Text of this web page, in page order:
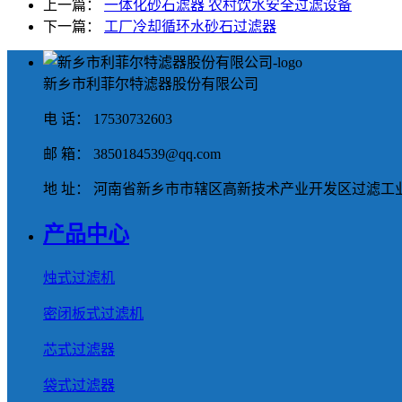
上一篇： 一体化砂石滤器 农村饮水安全过滤设备
下一篇： 工厂冷却循环水砂石过滤器
新乡市利菲尔特滤器股份有限公司
电 话： 17530732603
邮 箱： 3850184539@qq.com
地 址： 河南省新乡市市辖区高新技术产业开发区过滤工
产品中心
烛式过滤机
密闭板式过滤机
芯式过滤器
袋式过滤器